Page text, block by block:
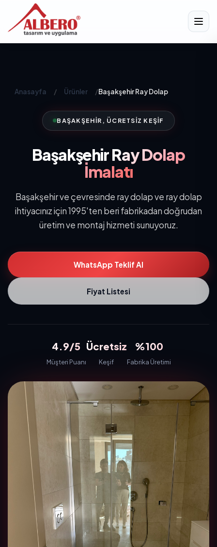
Anasayfa / Ürünler /Başakşehir Ray Dolap
BAŞAKŞEHIR, ÜCRETSIZ KEŞIF
BaşakşehirRay Dolap
İmalatı
Başakşehir ve çevresinde ray dolap ve ray dolap
ihtiyacınız için 1995'ten beri fabrikadan doğrudan
üretim ve montaj hizmeti sunuyoruz.
WhatsApp Teklif Al
Fiyat Listesi
4.9/5
Müşteri Puanı
Ücretsiz
Keşif
%100
Fabrika Üretimi